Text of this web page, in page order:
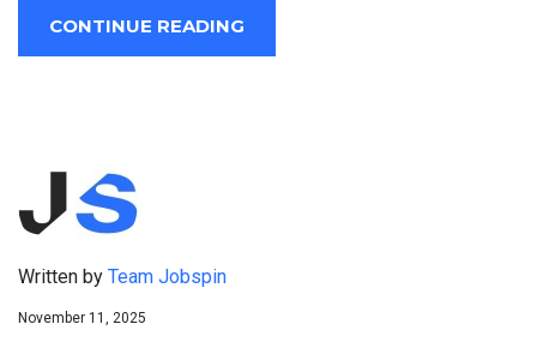
CONTINUE READING
Written by Team Jobspin
November 11, 2025